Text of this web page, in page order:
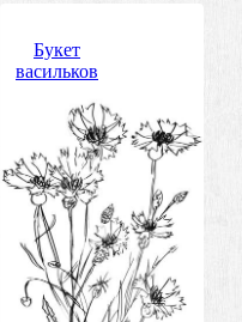
Букет
васильков